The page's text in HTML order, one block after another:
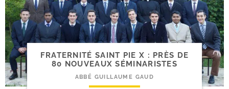
FRATERNITÉ SAINT PIE X : PRÈS DE
80 NOUVEAUX SÉMINARISTES
ABBÉ GUILLAUME GAUD